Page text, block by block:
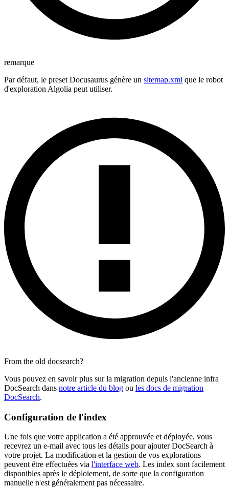
remarque
Par défaut, le preset Docusaurus génère un sitemap.xml que le robot
d'exploration Algolia peut utiliser.
From the old docsearch?
Vous pouvez en savoir plus sur la migration depuis l'ancienne infra
DocSearch dans notre article du blog ou les docs de migration
DocSearch.
Configuration de l'index
Une fois que votre application a été approuvée et déployée, vous
recevrez un e-mail avec tous les détails pour ajouter DocSearch à
votre projet. La modification et la gestion de vos explorations
peuvent être effectuées via l'interface web. Les index sont facilement
disponibles après le déploiement, de sorte que la configuration
manuelle n'est généralement pas nécessaire.